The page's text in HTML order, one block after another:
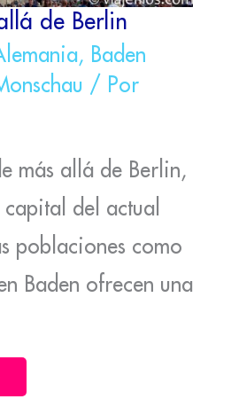
de Berlin
, Baden
/ Por
más allá de Berlin,
del actual
poblaciones como
Baden ofrecen una